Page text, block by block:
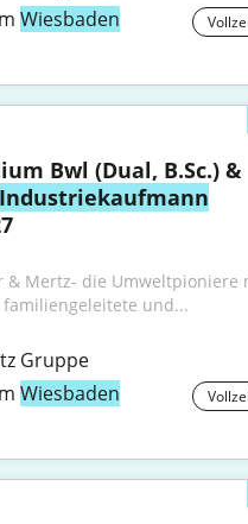
Wiesbaden
Bwl (Dual, B.Sc.) &
Industriekaufmann
& Mertz- die Umweltpioniere
familiengeleitete und...
Gruppe
Wiesbaden